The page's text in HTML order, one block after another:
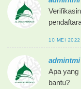
10 MEI
admintmi
Apa yang
bantu?